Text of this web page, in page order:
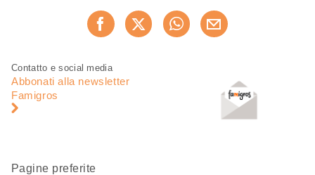
Consiglia ora
Piè
pagina
Navigazione
pagina
Contatto e social media
Abbonati alla newsletter
Famigros
Pagine preferite